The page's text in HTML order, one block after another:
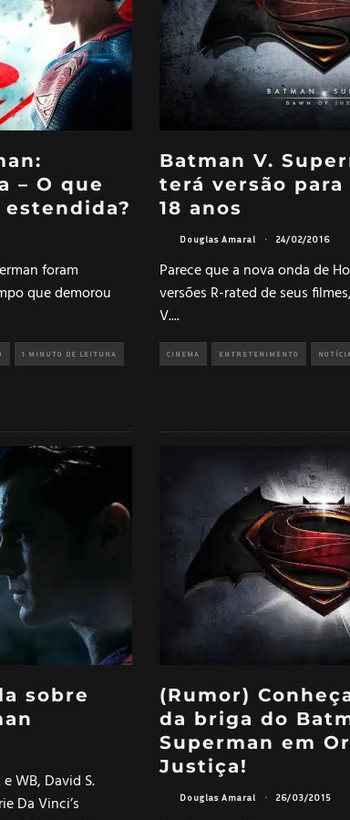
– O que
foram
que demorou
1 MINUTO DE LEITURA
Batman V.
terá versão para
18 anos
Douglas Amaral · 24/02/2016
Parece que a nova onda de
versões R-rated de seus
V....
CINEMA ENTRETENIMENTO
sobre
WB, David S.
Da Vinci’s
(Rumor)
da briga do
Superman em
Justiça!
Douglas Amaral · 26/03/2015